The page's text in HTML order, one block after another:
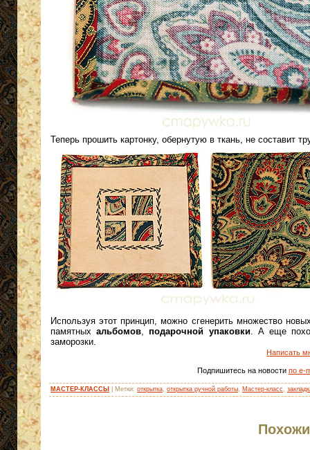
Теперь прошить картонку, обернутую в ткань, не составит
Используя этот принцип, можно сгенерить множество
памятныхальбомов ,подарочной упаковки. А еще
заморозки.
Написать
Подпишитесь на новости по e-
МАСТЕР-КЛАССЫ | Метки: открытка, открытка ручной работы, Мастер-класс